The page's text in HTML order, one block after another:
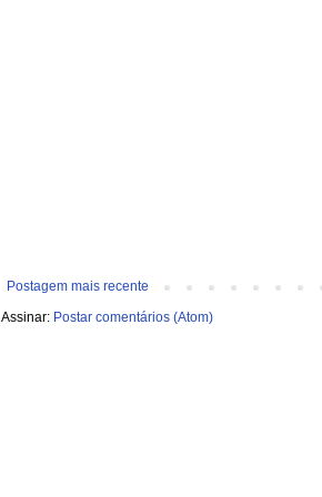
Postagem mais recente
Assinar: Postar comentários (Atom)